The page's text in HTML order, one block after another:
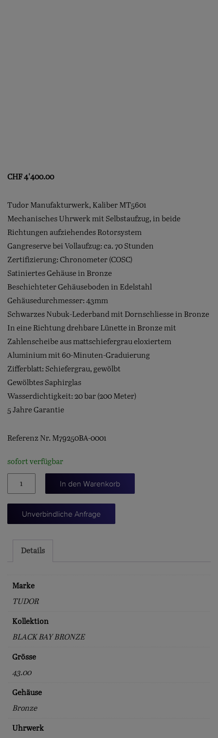
CHF4'400.00
Tudor Manufakturwerk, Kaliber MT5601
Mechanisches Uhrwerk mit Selbstaufzug, in beide
Richtungen aufziehendes Rotorsystem
Gangreserve bei Vollaufzug: ca. 70 Stunden
Zertifizierung: Chronometer (COSC)
Satiniertes Gehäuse in Bronze
Beschichteter Gehäuseboden in Edelstahl
Gehäusedurchmesser: 43mm
Schwarzes Nubuk-Lederband mit Dornschliesse in Bronze
In eine Richtung drehbare Lünette in Bronze mit
Zahlenscheibe aus mattschiefergrau eloxiertem
Aluminium mit 60-Minuten-Graduierung
Zifferblatt: Schiefergrau, gewölbt
Gewölbtes Saphirglas
Wasserdichtigkeit: 20 bar (200 Meter)
5 Jahre Garantie
Referenz Nr. M79250BA-0001
sofort verfügbar
BAY
In den Warenkorb
Unverbindliche Anfrage
Details
Marke
TUDOR
Kollektion
BLACK BAY BRONZE
Grösse
43.00
Gehäuse
Bronze
Uhrwerk